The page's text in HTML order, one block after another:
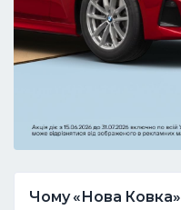
Чому «Нова Ковка»